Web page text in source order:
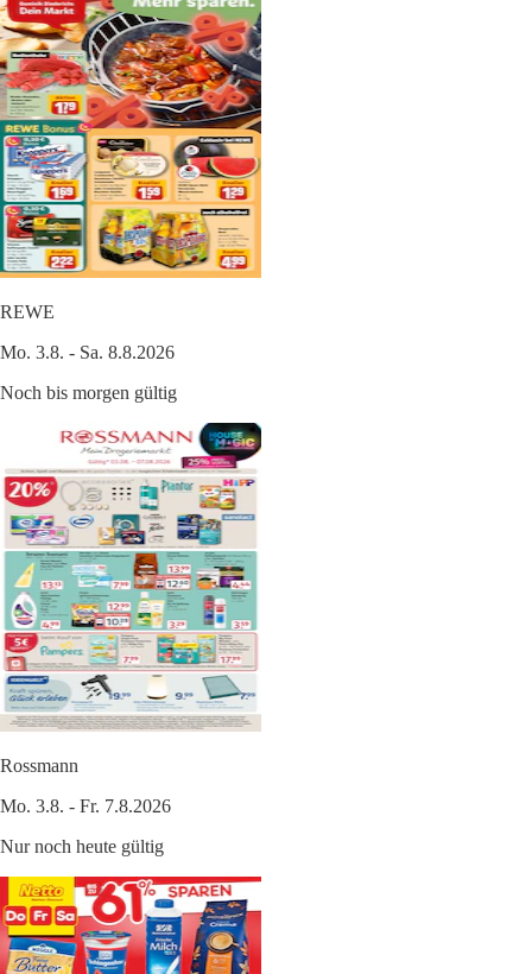
REWE
Mo. 3.8. - Sa. 8.8.2026
Noch bis morgen gültig
Rossmann
Mo. 3.8. - Fr. 7.8.2026
Nur noch heute gültig